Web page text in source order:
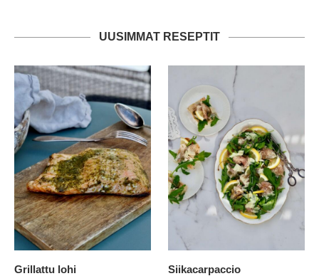
UUSIMMAT RESEPTIT
Grillattu lohi
Siikacarpaccio